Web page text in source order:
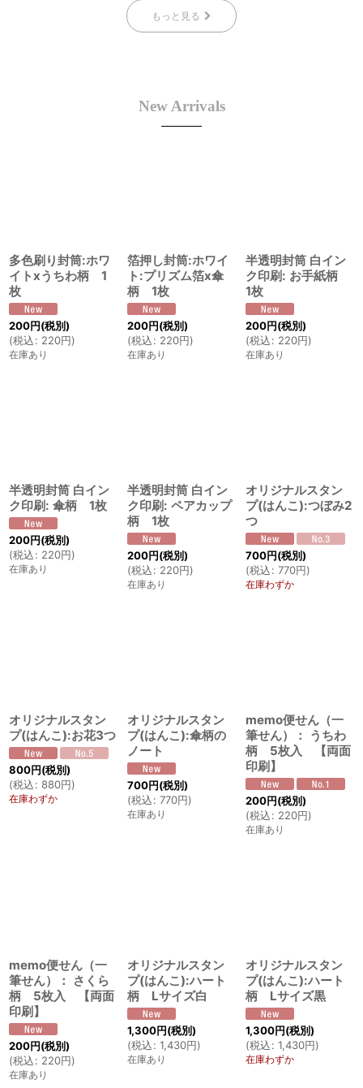
もっと見る
New Arrivals
多色刷り封筒:ホワ
イトxうちわ柄 1
枚
200円(税別)
(税込: 220円)
在庫あり
箔押し封筒:ホワイ
ト:プリズム箔x傘
柄 1枚
200円(税別)
(税込: 220円)
在庫あり
半透明封筒 白イン
ク印刷: お手紙柄
1枚
200円(税別)
(税込: 220円)
在庫あり
半透明封筒 白イン
ク印刷: 傘柄 1枚
200円(税別)
(税込: 220円)
在庫あり
半透明封筒 白イン
ク印刷: ペアカップ
柄 1枚
200円(税別)
(税込: 220円)
在庫あり
オリジナルスタン
プ(はんこ):つぼみ2
つ
700円(税別)
(税込: 770円)
在庫わずか
オリジナルスタン
プ(はんこ):お花3つ
800円(税別)
(税込: 880円)
在庫わずか
オリジナルスタン
プ(はんこ):傘柄の
ノート
700円(税別)
(税込: 770円)
在庫あり
memo便せん（一
筆せん）： うちわ
柄 5枚入 【両面
印刷】
200円(税別)
(税込: 220円)
在庫あり
memo便せん（一
筆せん）： さくら
柄 5枚入 【両面
印刷】
200円(税別)
(税込: 220円)
在庫あり
オリジナルスタン
プ(はんこ):ハート
柄 Lサイズ白
1,300円(税別)
(税込: 1,430円)
在庫あり
オリジナルスタン
プ(はんこ):ハート
柄 Lサイズ黒
1,300円(税別)
(税込: 1,430円)
在庫わずか